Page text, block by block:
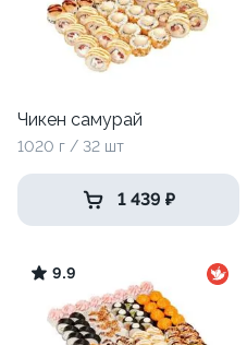
Чикен самурай
1020 г / 32 шт
1 439 ₽
9.9